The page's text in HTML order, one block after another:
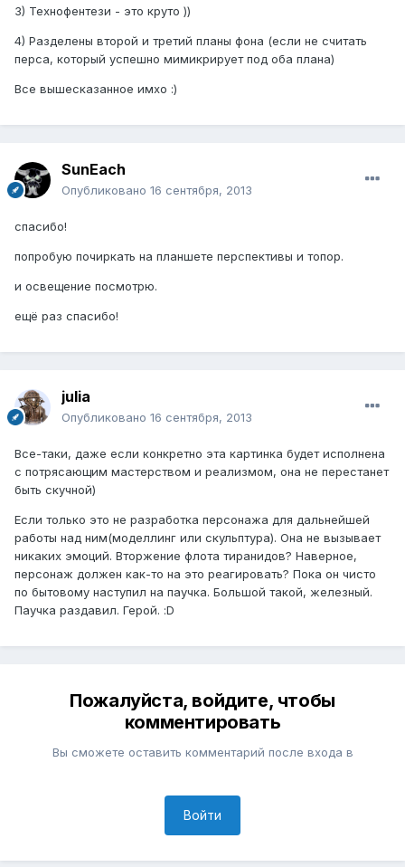
3) Технофентези - это круто ))
4) Разделены второй и третий планы фона (если не считать
перса, который успешно мимикрирует под оба плана)
Все вышесказанное имхо :)
SunEach
Опубликовано 16 сентября, 2013
спасибо!
попробую почиркать на планшете перспективы и топор.
и освещение посмотрю.
ещё раз спасибо!
julia
Опубликовано 16 сентября, 2013
Все-таки, даже если конкретно эта картинка будет исполнена
с потрясающим мастерством и реализмом, она не перестанет
быть скучной)
Если только это не разработка персонажа для дальнейшей
работы над ним(моделлинг или скульптура). Она не вызывает
никаких эмоций. Вторжение флота тиранидов? Наверное,
персонаж должен как-то на это реагировать? Пока он чисто
по бытовому наступил на паучка. Большой такой, железный.
Паучка раздавил. Герой. :D
Пожалуйста, войдите, чтобы
комментировать
Вы сможете оставить комментарий после входа в
Войти